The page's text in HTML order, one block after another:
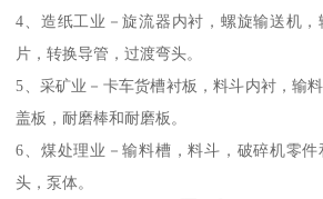
4、造纸工业－旋流器内衬，螺旋输送机
片，转换导管，过渡弯头。
5、采矿业－卡车货槽衬板，料斗内衬，输
盖板，耐磨棒和耐磨板。
6、煤处理业－输料槽，料斗，破碎机零
头，泵体。